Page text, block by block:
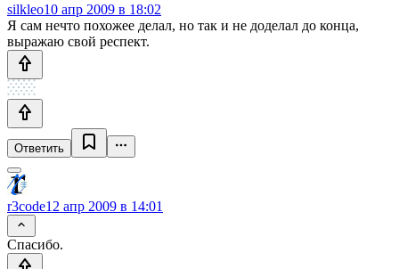
silkleo10 апр 2009 в 18:02
Я сам нечто похожее делал, но так и не доделал до конца,
выражаю свой респект.
Ответить
r3code12 апр 2009 в 14:01
Спасибо.